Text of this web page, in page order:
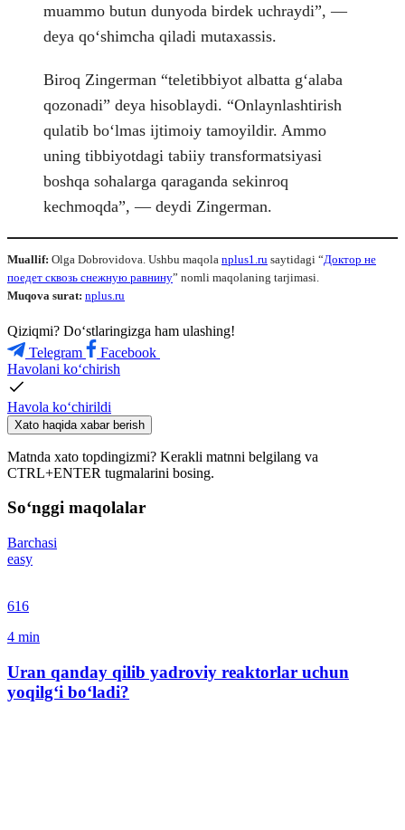
muammo butun dunyoda birdek uchraydi”, —
deya qoʻshimcha qiladi mutaxassis.
Biroq Zingerman “teletibbiyot albatta gʻalaba
qozonadi” deya hisoblaydi. “Onlaynlashtirish
qulatib boʻlmas ijtimoiy tamoyildir. Ammo
uning tibbiyotdagi tabiiy transformatsiyasi
boshqa sohalarga qaraganda sekinroq
kechmoqda”, — deydi Zingerman.
Muallif: Olga Dobrovidova. Ushbu maqola nplus1.ru saytidagi “Доктор не
поедет сквозь снежную равнину” nomli maqolaning tarjimasi.
Muqova surat: nplus.ru
Qiziqmi? Doʻstlaringizga ham ulashing!
Telegram
Facebook
Havolani ko‘chirish
Havola ko‘chirildi
Xato haqida xabar berish
Matnda xato topdingizmi? Kerakli matnni belgilang va
CTRL+ENTER tugmalarini bosing.
So‘nggi maqolalar
Barchasi
easy
616
4 min
Uran qanday qilib yadroviy reaktorlar uchun
yoqilg‘i bo‘ladi?